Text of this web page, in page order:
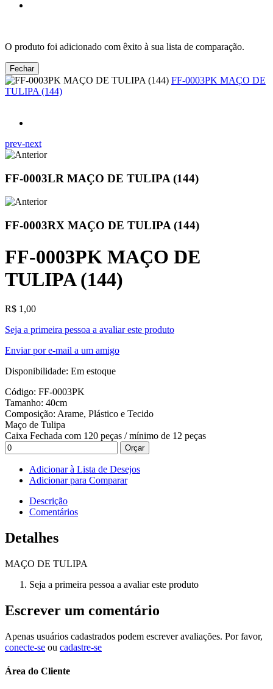
O produto foi adicionado com êxito à sua lista de comparação.
Fechar
FF-0003PK MAÇO DE
TULIPA (144)
prev-next
FF-0003LR MAÇO DE TULIPA (144)
FF-0003RX MAÇO DE TULIPA (144)
FF-0003PK MAÇO DE
TULIPA (144)
R$ 1,00
Seja a primeira pessoa a avaliar este produto
Enviar por e-mail a um amigo
Disponibilidade: Em estoque
Código: FF-0003PK
Tamanho: 40cm
Composição: Arame, Plástico e Tecido
Maço de Tulipa
Caixa Fechada com 120 peças / mínimo de 12 peças
Orçar
Adicionar à Lista de Desejos
Adicionar para Comparar
Descrição
Comentários
Detalhes
MAÇO DE TULIPA
Seja a primeira pessoa a avaliar este produto
Escrever um comentário
Apenas usuários cadastrados podem escrever avaliações. Por favor,
conecte-se ou cadastre-se
Área do Cliente